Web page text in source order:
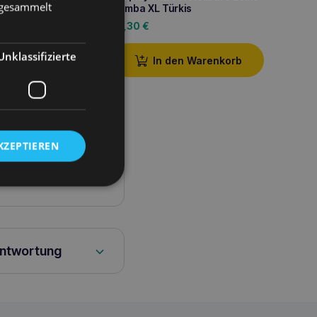
Samba XL Türkis
14,30 €
In den Warenkorb